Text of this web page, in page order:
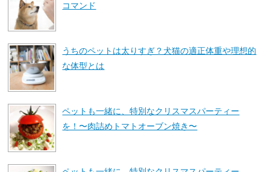
コマンド
うちのペットは太りすぎ？犬猫の適正体重や理想的
な体型とは
ペットも一緒に、特別なクリスマスパーティー
を！〜肉詰めトマトオーブン焼き〜